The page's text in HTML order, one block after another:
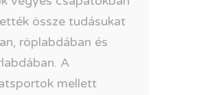
össze tudásukat
röplabdában és
A
mellett